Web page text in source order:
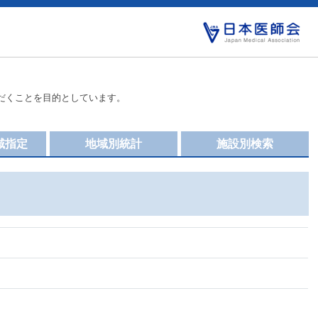
ことを目的としています。
施設別検索
地域別統計
指定